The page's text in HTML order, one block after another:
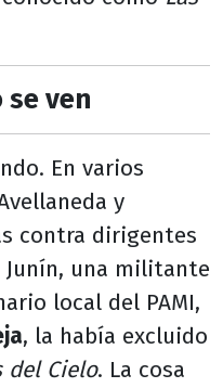
ven
En varios
y
contra dirigentes
Junín, una militante
local del PAMI,
, la había excluido
del Cielo. La cosa